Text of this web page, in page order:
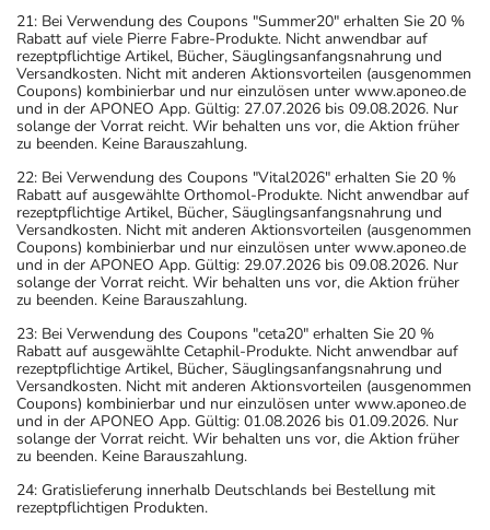
21: Bei Verwendung des Coupons "Summer20" erhalten Sie 20 %
Rabatt auf viele Pierre Fabre-Produkte. Nicht anwendbar auf
rezeptpflichtige Artikel, Bücher, Säuglingsanfangsnahrung und
Versandkosten. Nicht mit anderen Aktionsvorteilen (ausgenommen
Coupons) kombinierbar und nur einzulösen unter www.aponeo.de
und in der APONEO App. Gültig: 27.07.2026 bis 09.08.2026. Nur
solange der Vorrat reicht. Wir behalten uns vor, die Aktion früher
zu beenden. Keine Barauszahlung.
22: Bei Verwendung des Coupons "Vital2026" erhalten Sie 20 %
Rabatt auf ausgewählte Orthomol-Produkte. Nicht anwendbar auf
rezeptpflichtige Artikel, Bücher, Säuglingsanfangsnahrung und
Versandkosten. Nicht mit anderen Aktionsvorteilen (ausgenommen
Coupons) kombinierbar und nur einzulösen unter www.aponeo.de
und in der APONEO App. Gültig: 29.07.2026 bis 09.08.2026. Nur
solange der Vorrat reicht. Wir behalten uns vor, die Aktion früher
zu beenden. Keine Barauszahlung.
23: Bei Verwendung des Coupons "ceta20" erhalten Sie 20 %
Rabatt auf ausgewählte Cetaphil-Produkte. Nicht anwendbar auf
rezeptpflichtige Artikel, Bücher, Säuglingsanfangsnahrung und
Versandkosten. Nicht mit anderen Aktionsvorteilen (ausgenommen
Coupons) kombinierbar und nur einzulösen unter www.aponeo.de
und in der APONEO App. Gültig: 01.08.2026 bis 01.09.2026. Nur
solange der Vorrat reicht. Wir behalten uns vor, die Aktion früher
zu beenden. Keine Barauszahlung.
24: Gratislieferung innerhalb Deutschlands bei Bestellung mit
rezeptpflichtigen Produkten.